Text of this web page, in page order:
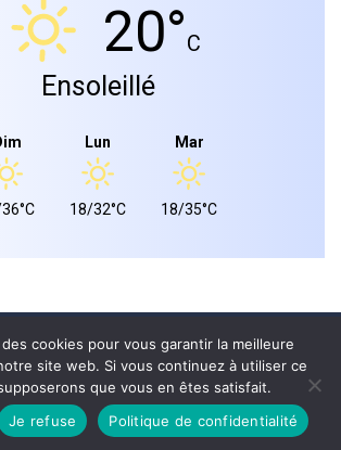
20°C
Ensoleillé
Lun
18/32°C
Mar
18/35°C
landiras 2026 © - Tous droits réservés.
PLAN DU SITE
MENTIONS LÉGALES
CONFIDENTIALITÉ
Site réalisé par
WPCRÉATIONS
cookies pour vous garantir la meilleure
site web. Si vous continuez à utiliser ce
que vous en êtes satisfait.
Je refuse Politique de confidentialité